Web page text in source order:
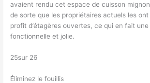
avaient rendu cet espace de cuisson
de sorte que les propriétaires actuels les
profit d’étagères ouvertes, ce qui en fait
fonctionnelle et jolie.
25sur 26
Éliminez le fouillis